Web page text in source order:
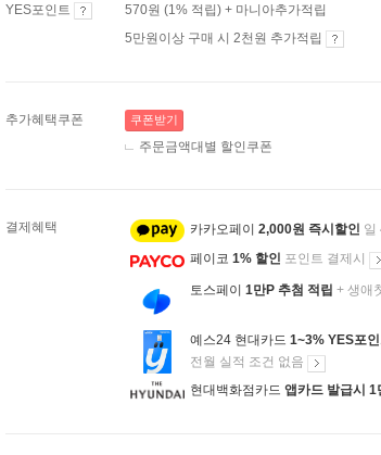
YES포인트
570원 (1% 적립) + 마니아추가적립
5만원이상 구매 시 2천원 추가적립
추가혜택쿠폰 쿠폰받기
주문금액대별 할인쿠폰
결제혜택 카카오페이 2,000원 즉시할인 일
페이코 1% 할인 포인트 결제시
토스페이 1만P 추첨 적립 + 생애
예스24 현대카드 1~3% YES포인
전월 실적 조건 없음
현대백화점카드 앱카드 발급시 1